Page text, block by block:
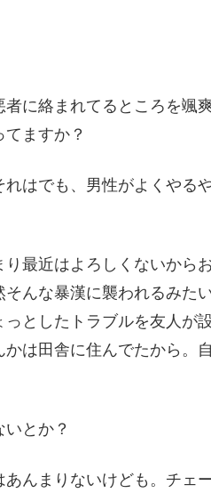
に絡まれてるところを颯
ますか？
れはでも、男性がよくやる
り最近はよろしくないから
んな暴漢に襲われるみた
としたトラブルを友人が
は田舎に住んでたから。
いとか？
あんまりないけども。チェ